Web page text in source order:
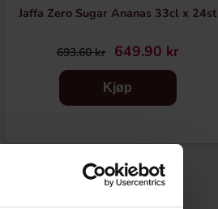
Jaffa Zero Sugar Ananas 33cl x 24st
693.60 kr 649.90 kr
Kjøp